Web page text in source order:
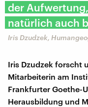
der
natürlich auch
Iris Dzudzek,
Iris Dzudzek forscht
Mitarbeiterin am
Frankfurter Goethe-
Herausbildung und